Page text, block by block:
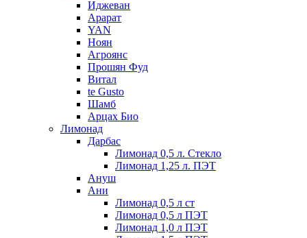
Иджеван
Арарат
YAN
Ноян
Агроянс
Прошян Фуд
Витал
te Gusto
Шамб
Арцах Био
Лимонад
Дарбас
Лимонад 0,5 л. Стекло
Лимонад 1,25 л. ПЭТ
Ануш
Ани
Лимонад 0,5 л ст
Лимонад 0,5 л ПЭТ
Лимонад 1,0 л ПЭТ